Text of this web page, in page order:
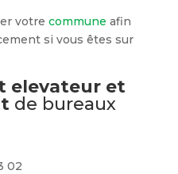
votre commune afin
si vous êtes sur
elevateur et
de bureaux
02